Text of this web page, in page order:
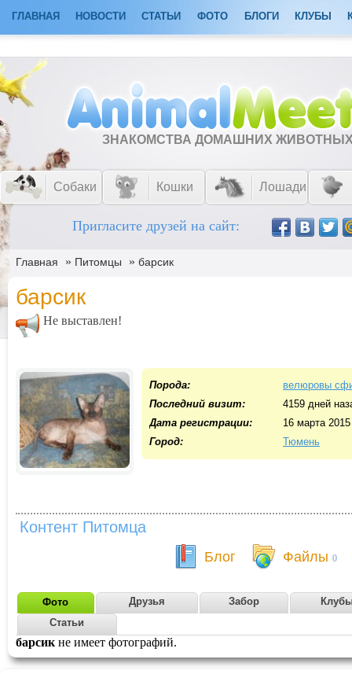
ГЛАВНАЯ НОВОСТИ СТАТЬИ ФОТО БЛОГИ КЛУБЫ
ЗНАКОМСТВА ДОМАШНИХ
Собаки Кошки Лошади
Пригласите друзей на сайт:
Главная » Питомцы » барсик
барсик
Не выставлен!
Порода:
велюровы
Последний визит:
4159 дней
Дата регистрации:
16 марта 2015
Город:
Тюмень
Контент Питомца
Блог Файлы 0
Фото Друзья Забор
Статьи
барсик не имеет фотографий.